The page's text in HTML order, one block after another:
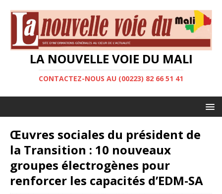
LA NOUVELLE VOIE DU MALI
CONTACTEZ-NOUS AU (00223) 82 66 51 41
Œuvres sociales du président de
la Transition : 10 nouveaux
groupes électrogènes pour
renforcer les capacités d’EDM-SA